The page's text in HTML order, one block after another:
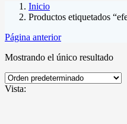
Inicio
Productos etiquetados
Página anterior
Mostrando el único resultado
Vista: